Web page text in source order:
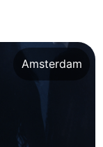
Amsterdam